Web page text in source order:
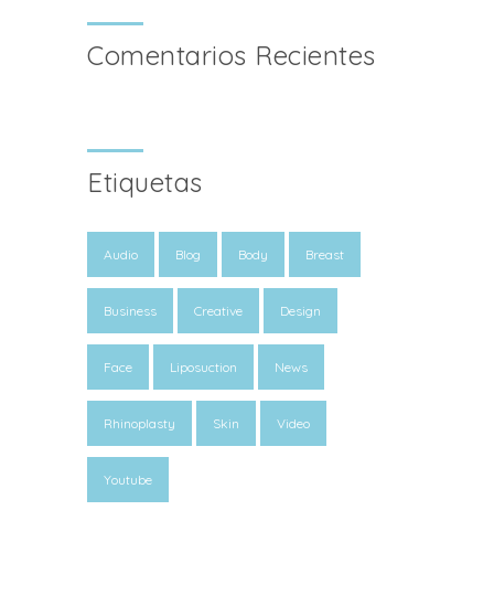
Comentarios Recientes
Etiquetas
Audio Blog Body Breast
Business Creative Design
Face Liposuction News
Rhinoplasty Skin Video
Youtube